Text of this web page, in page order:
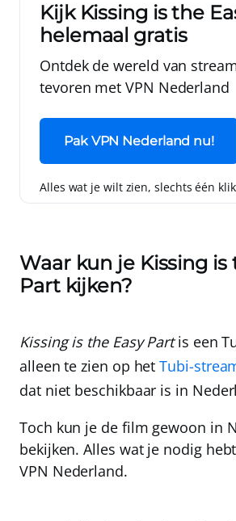
Kijk Kissing is the
helemaal gratis
Ontdek de wereld van
tevoren metVPN Nederland
Pak VPN Nederland nu!
Alles wat je wilt zien, slechts één
Waar kun je Kissing is
Part kijken?
Kissing is the Easy Partis een
alleen te zien op hetTubi-
dat niet beschikbaar is in
Toch kun je de film gewoon in
bekijken. Alles wat je nodig
VPN Nederland.